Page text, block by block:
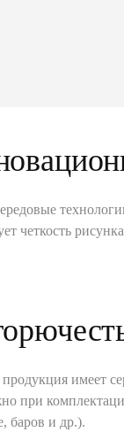
четкость
продукция имеет
при
баров и др.).